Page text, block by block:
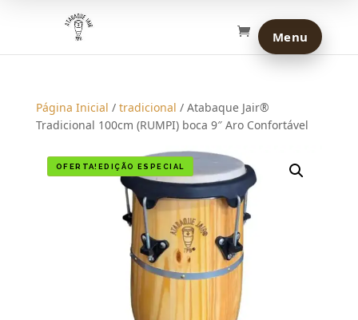
Página Inicial / tradicional / Atabaque Jair®
Tradicional 100cm (RUMPI) boca 9″ Aro Confortável
OFERTA!